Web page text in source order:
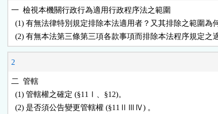
按
鈕
區
一  檢視本機關行政行為適用行政程序法之範圍
(1) 有無法律特別規定排除本法適用者？又其排除之範圍為
2
二  管轄
  (1) 管轄權之確定 (§11Ⅰ、§12)。
  (2) 是否須公告變更管轄權 (§11ⅡⅢⅣ) 。